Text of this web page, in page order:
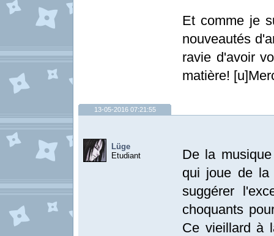
Et comme je
nouveautés
ravie d'avoir
matière!
13-05-2016 07:21:55
Lüge
Etudiant
De la
qui joue de
suggérer
choquants
Ce vieillard à